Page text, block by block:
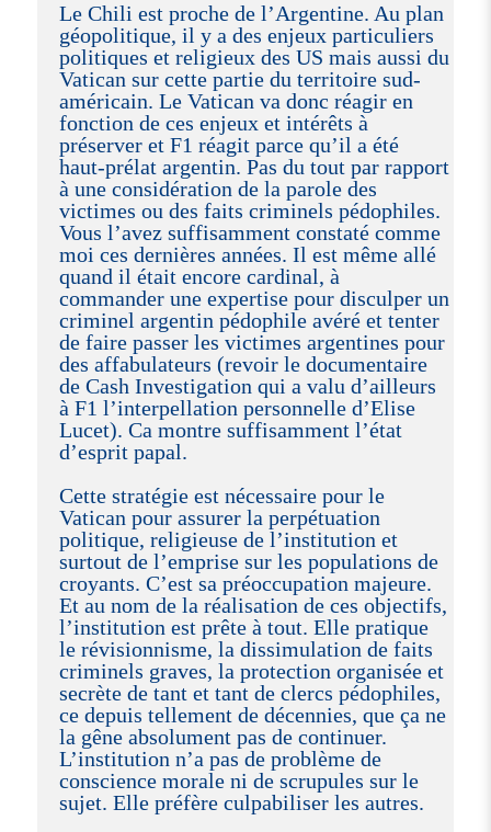
Le Chili est proche de l’Argentine. Au plan
géopolitique, il y a des enjeux particuliers
politiques et religieux des US mais aussi du
Vatican sur cette partie du territoire sud-
américain. Le Vatican va donc réagir en
fonction de ces enjeux et intérêts à
préserver et F1 réagit parce qu’il a été
haut-prélat argentin. Pas du tout par rapport
à une considération de la parole des
victimes ou des faits criminels pédophiles.
Vous l’avez suffisamment constaté comme
moi ces dernières années. Il est même allé
quand il était encore cardinal, à
commander une expertise pour disculper un
criminel argentin pédophile avéré et tenter
de faire passer les victimes argentines pour
des affabulateurs (revoir le documentaire
de Cash Investigation qui a valu d’ailleurs
à F1 l’interpellation personnelle d’Elise
Lucet). Ca montre suffisamment l’état
d’esprit papal.
Cette stratégie est nécessaire pour le
Vatican pour assurer la perpétuation
politique, religieuse de l’institution et
surtout de l’emprise sur les populations de
croyants. C’est sa préoccupation majeure.
Et au nom de la réalisation de ces objectifs,
l’institution est prête à tout. Elle pratique
le révisionnisme, la dissimulation de faits
criminels graves, la protection organisée et
secrète de tant et tant de clercs pédophiles,
ce depuis tellement de décennies, que ça ne
la gêne absolument pas de continuer.
L’institution n’a pas de problème de
conscience morale ni de scrupules sur le
sujet. Elle préfère culpabiliser les autres.